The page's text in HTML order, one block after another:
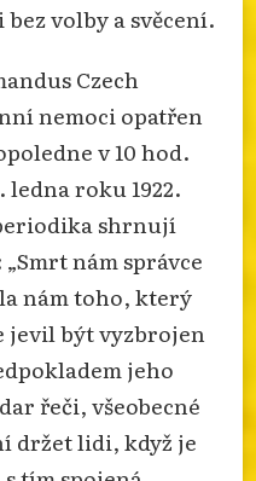
volby a svěcení.
Czech
nemoci opatřen
v 10 hod.
ledna roku 1922.
shrnují
nám správce
nám toho, který
jevil být vyzbrojen
jeho
řeči, všeobecné
držet lidi, když je